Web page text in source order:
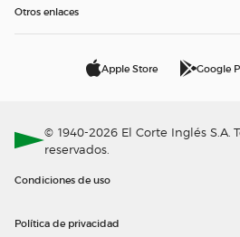
Otros enlaces
Apple Store Google
© 1940-2026 El Corte Inglés S.A.
reservados.
Condiciones de uso
Política de privacidad